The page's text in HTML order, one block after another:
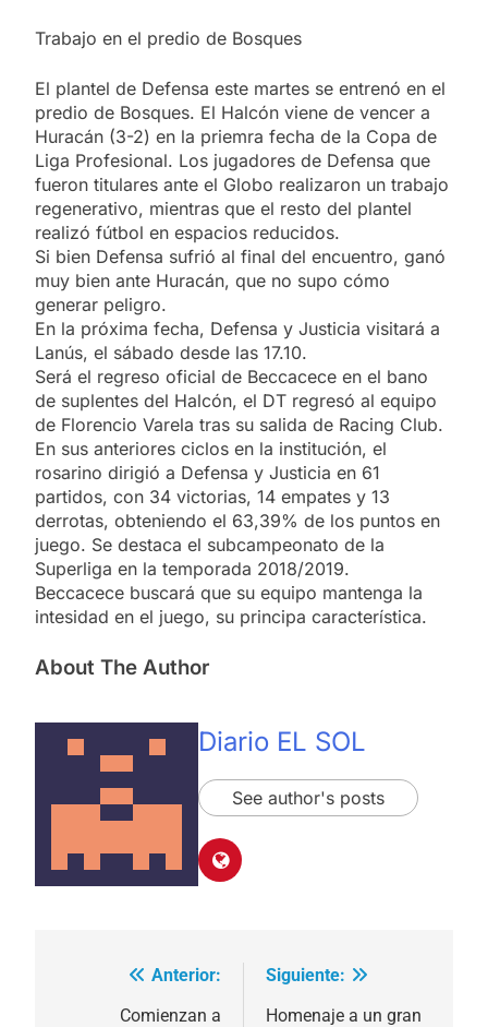
Trabajo en el predio de Bosques
El plantel de Defensa este martes se entrenó en el
predio de Bosques. El Halcón viene de vencer a
Huracán (3-2) en la priemra fecha de la Copa de
Liga Profesional. Los jugadores de Defensa que
fueron titulares ante el Globo realizaron un trabajo
regenerativo, mientras que el resto del plantel
realizó fútbol en espacios reducidos.
Si bien Defensa sufrió al final del encuentro, ganó
muy bien ante Huracán, que no supo cómo
generar peligro.
En la próxima fecha, Defensa y Justicia visitará a
Lanús, el sábado desde las 17.10.
Será el regreso oficial de Beccacece en el bano
de suplentes del Halcón, el DT regresó al equipo
de Florencio Varela tras su salida de Racing Club.
En sus anteriores ciclos en la institución, el
rosarino dirigió a Defensa y Justicia en 61
partidos, con 34 victorias, 14 empates y 13
derrotas, obteniendo el 63,39% de los puntos en
juego. Se destaca el subcampeonato de la
Superliga en la temporada 2018/2019.
Beccacece buscará que su equipo mantenga la
intesidad en el juego, su principa característica.
About The Author
Diario EL SOL
See author's posts
Navegación
Anterior:
Comienzan a
Siguiente:
Homenaje a un gran